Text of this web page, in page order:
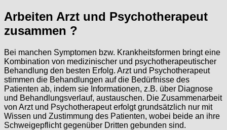
Arbeiten Arzt und Psychotherapeut
zusammen ?
Bei manchen Symptomen bzw. Krankheitsformen bringt eine
Kombination von medizinischer und psychotherapeutischer
Behandlung den besten Erfolg. Arzt und Psychotherapeut
stimmen die Behandlungen auf die Bedürfnisse des
Patienten ab, indem sie Informationen, z.B. über Diagnose
und Behandlungsverlauf, austauschen. Die Zusammenarbeit
von Arzt und Psychotherapeut erfolgt grundsätzlich nur mit
Wissen und Zustimmung des Patienten, wobei beide an ihre
Schweigepflicht gegenüber Dritten gebunden sind.